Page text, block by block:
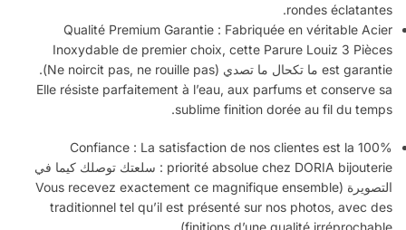
rondes éclatantes.
Qualité Premium Garantie : Fabriquée en véritable Acier
Inoxydable de premier choix, cette Parure Louiz 3 Pièces
est garantie ما تكحال ما تصدي (Ne noircit pas, ne rouille pas).
Elle résiste parfaitement à l’eau, aux parfums et conserve sa
sublime finition dorée au fil du temps.
100% Confiance : La satisfaction de nos clientes est la
priorité absolue chez DORIA bijouterie : سلعتك توصلك كيما في
التصويرة (Vous recevez exactement ce magnifique ensemble
traditionnel tel qu’il est présenté sur nos photos, avec des
finitions d’une qualité irréprochable).